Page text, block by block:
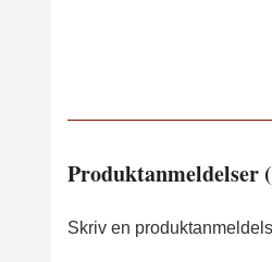
Produktanmeldelser
Skriv en